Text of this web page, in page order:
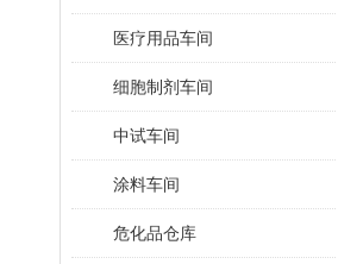
医疗用品车间
细胞制剂车间
中试车间
涂料车间
危化品仓库